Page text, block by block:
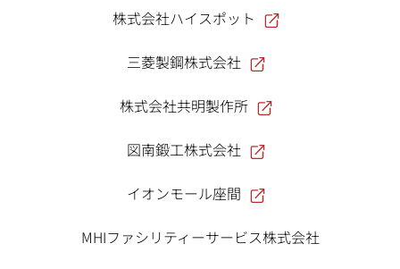
株式会社ハイスポット
三菱製鋼株式会社
株式会社共明製作所
図南鍛工株式会社
イオンモール座間
MHIファシリティーサービス株式会社